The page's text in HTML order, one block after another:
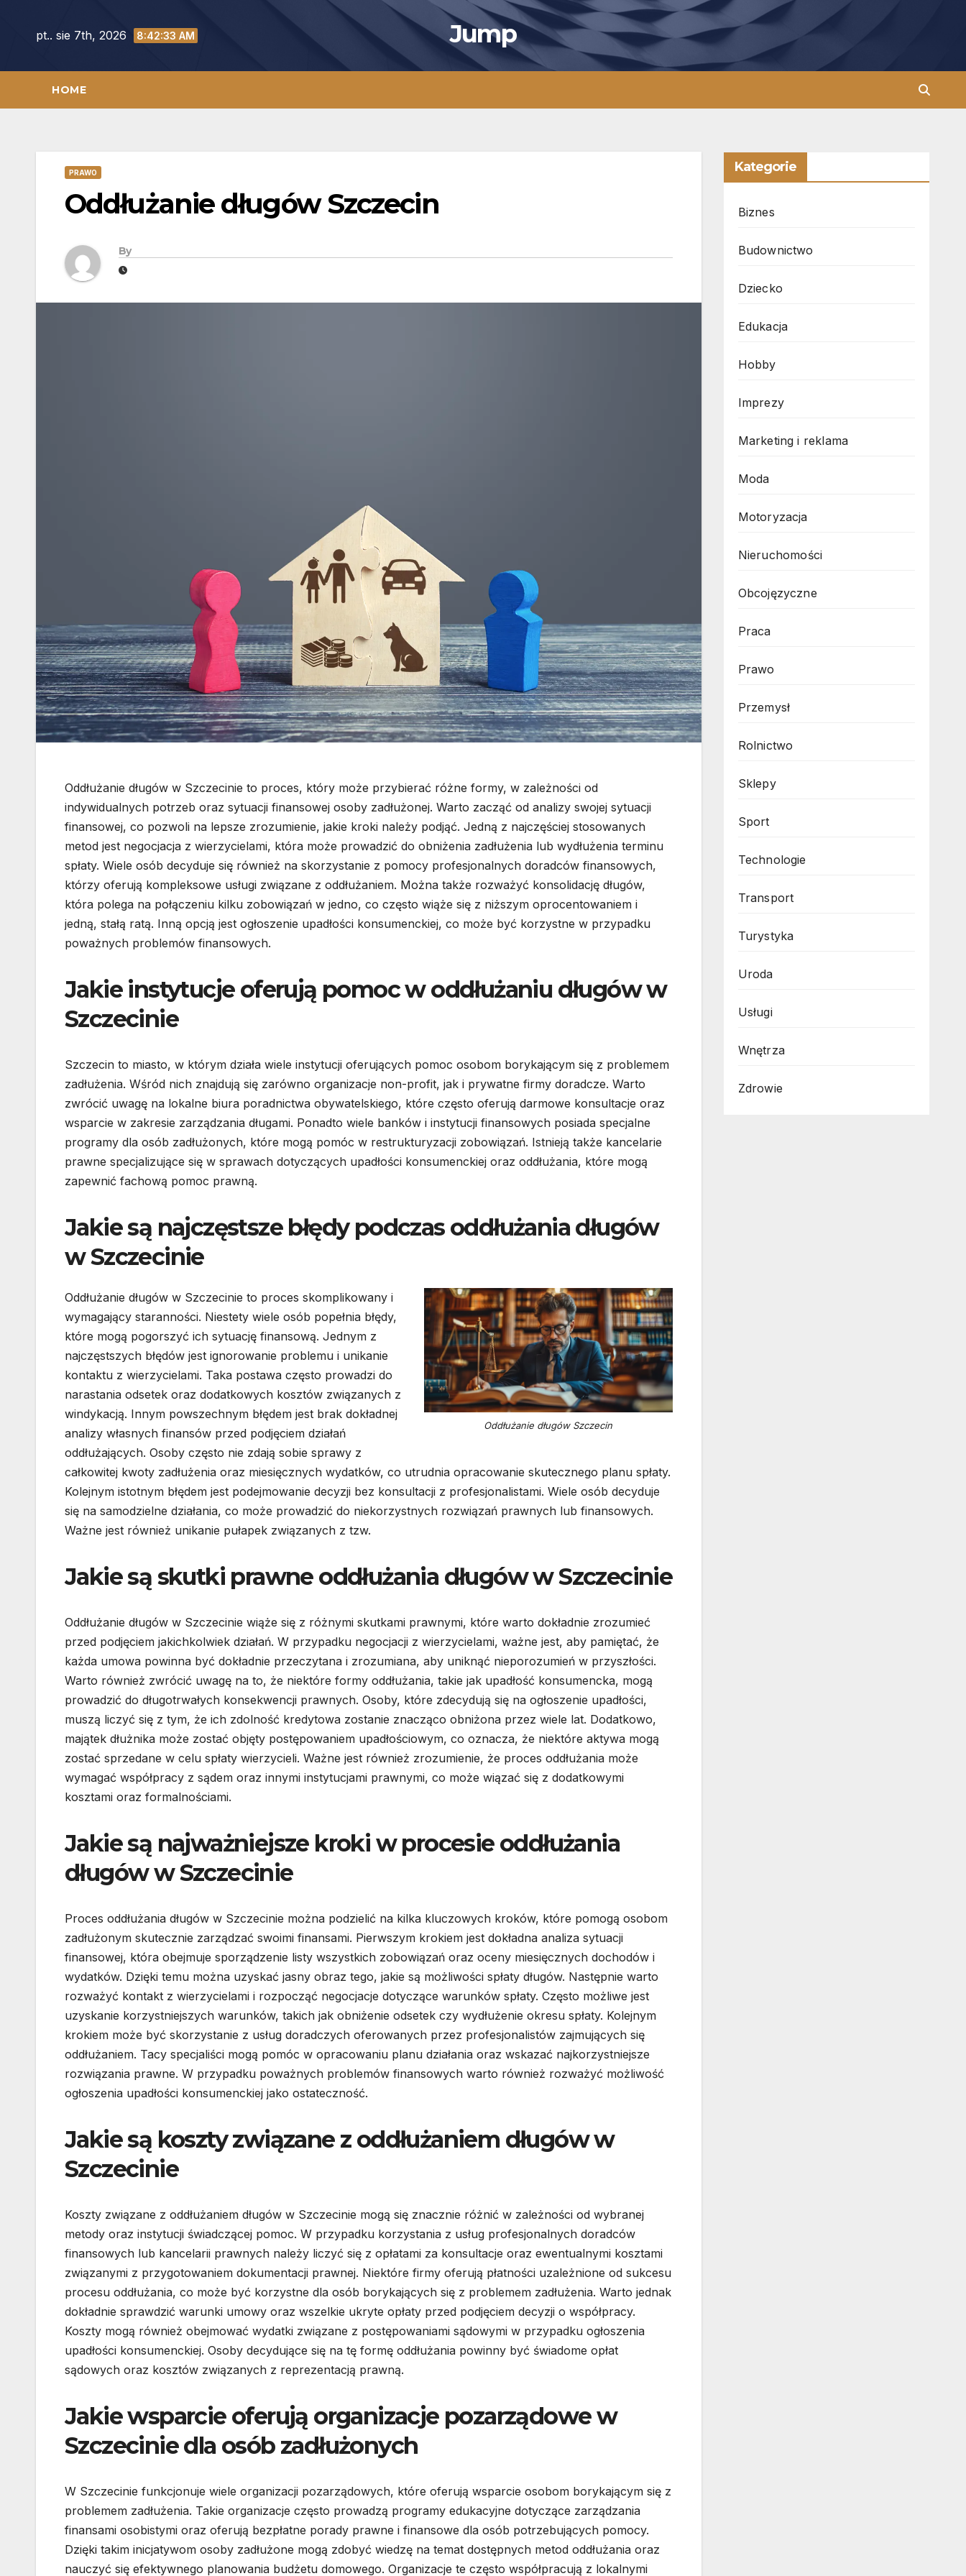
pt.. sie 7th, 2026 8:42:35 AM Jump
HOME
PRAWO
Oddłużanie długów Szczecin
By
Oddłużanie długów w Szczecinie to proces, który może przybierać różne formy, w zależności od
indywidualnych potrzeb oraz sytuacji finansowej osoby zadłużonej. Warto zacząć od analizy swojej sytuacji
finansowej, co pozwoli na lepsze zrozumienie, jakie kroki należy podjąć. Jedną z najczęściej stosowanych
metod jest negocjacja z wierzycielami, która może prowadzić do obniżenia zadłużenia lub wydłużenia terminu
spłaty. Wiele osób decyduje się również na skorzystanie z pomocy profesjonalnych doradców finansowych,
którzy oferują kompleksowe usługi związane z oddłużaniem. Można także rozważyć konsolidację długów,
która polega na połączeniu kilku zobowiązań w jedno, co często wiąże się z niższym oprocentowaniem i
jedną, stałą ratą. Inną opcją jest ogłoszenie upadłości konsumenckiej, co może być korzystne w przypadku
poważnych problemów finansowych.
Jakie instytucje oferują pomoc w oddłużaniu długów w
Szczecinie
Szczecin to miasto, w którym działa wiele instytucji oferujących pomoc osobom borykającym się z problemem
zadłużenia. Wśród nich znajdują się zarówno organizacje non-profit, jak i prywatne firmy doradcze. Warto
zwrócić uwagę na lokalne biura poradnictwa obywatelskiego, które często oferują darmowe konsultacje oraz
wsparcie w zakresie zarządzania długami. Ponadto wiele banków i instytucji finansowych posiada specjalne
programy dla osób zadłużonych, które mogą pomóc w restrukturyzacji zobowiązań. Istnieją także kancelarie
prawne specjalizujące się w sprawach dotyczących upadłości konsumenckiej oraz oddłużania, które mogą
zapewnić fachową pomoc prawną.
Jakie są najczęstsze błędy podczas oddłużania długów
w Szczecinie
Oddłużanie długów Szczecin
Oddłużanie długów w Szczecinie to proces skomplikowany i
wymagający staranności. Niestety wiele osób popełnia błędy,
które mogą pogorszyć ich sytuację finansową. Jednym z
najczęstszych błędów jest ignorowanie problemu i unikanie
kontaktu z wierzycielami. Taka postawa często prowadzi do
narastania odsetek oraz dodatkowych kosztów związanych z
windykacją. Innym powszechnym błędem jest brak dokładnej
analizy własnych finansów przed podjęciem działań
oddłużających. Osoby często nie zdają sobie sprawy z
całkowitej kwoty zadłużenia oraz miesięcznych wydatków, co utrudnia opracowanie skutecznego planu spłaty.
Kolejnym istotnym błędem jest podejmowanie decyzji bez konsultacji z profesjonalistami. Wiele osób decyduje
się na samodzielne działania, co może prowadzić do niekorzystnych rozwiązań prawnych lub finansowych.
Ważne jest również unikanie pułapek związanych z tzw.
Jakie są skutki prawne oddłużania długów w Szczecinie
Oddłużanie długów w Szczecinie wiąże się z różnymi skutkami prawnymi, które warto dokładnie zrozumieć
przed podjęciem jakichkolwiek działań. W przypadku negocjacji z wierzycielami, ważne jest, aby pamiętać, że
każda umowa powinna być dokładnie przeczytana i zrozumiana, aby uniknąć nieporozumień w przyszłości.
Warto również zwrócić uwagę na to, że niektóre formy oddłużania, takie jak upadłość konsumencka, mogą
prowadzić do długotrwałych konsekwencji prawnych. Osoby, które zdecydują się na ogłoszenie upadłości,
muszą liczyć się z tym, że ich zdolność kredytowa zostanie znacząco obniżona przez wiele lat. Dodatkowo,
majątek dłużnika może zostać objęty postępowaniem upadłościowym, co oznacza, że niektóre aktywa mogą
zostać sprzedane w celu spłaty wierzycieli. Ważne jest również zrozumienie, że proces oddłużania może
wymagać współpracy z sądem oraz innymi instytucjami prawnymi, co może wiązać się z dodatkowymi
kosztami oraz formalnościami.
Jakie są najważniejsze kroki w procesie oddłużania
długów w Szczecinie
Proces oddłużania długów w Szczecinie można podzielić na kilka kluczowych kroków, które pomogą osobom
zadłużonym skutecznie zarządzać swoimi finansami. Pierwszym krokiem jest dokładna analiza sytuacji
finansowej, która obejmuje sporządzenie listy wszystkich zobowiązań oraz oceny miesięcznych dochodów i
wydatków. Dzięki temu można uzyskać jasny obraz tego, jakie są możliwości spłaty długów. Następnie warto
rozważyć kontakt z wierzycielami i rozpocząć negocjacje dotyczące warunków spłaty. Często możliwe jest
uzyskanie korzystniejszych warunków, takich jak obniżenie odsetek czy wydłużenie okresu spłaty. Kolejnym
krokiem może być skorzystanie z usług doradczych oferowanych przez profesjonalistów zajmujących się
oddłużaniem. Tacy specjaliści mogą pomóc w opracowaniu planu działania oraz wskazać najkorzystniejsze
rozwiązania prawne. W przypadku poważnych problemów finansowych warto również rozważyć możliwość
ogłoszenia upadłości konsumenckiej jako ostateczność.
Jakie są koszty związane z oddłużaniem długów w
Szczecinie
Koszty związane z oddłużaniem długów w Szczecinie mogą się znacznie różnić w zależności od wybranej
metody oraz instytucji świadczącej pomoc. W przypadku korzystania z usług profesjonalnych doradców
finansowych lub kancelarii prawnych należy liczyć się z opłatami za konsultacje oraz ewentualnymi kosztami
związanymi z przygotowaniem dokumentacji prawnej. Niektóre firmy oferują płatności uzależnione od sukcesu
procesu oddłużania, co może być korzystne dla osób borykających się z problemem zadłużenia. Warto jednak
dokładnie sprawdzić warunki umowy oraz wszelkie ukryte opłaty przed podjęciem decyzji o współpracy.
Koszty mogą również obejmować wydatki związane z postępowaniami sądowymi w przypadku ogłoszenia
upadłości konsumenckiej. Osoby decydujące się na tę formę oddłużania powinny być świadome opłat
sądowych oraz kosztów związanych z reprezentacją prawną.
Jakie wsparcie oferują organizacje pozarządowe w
Szczecinie dla osób zadłużonych
W Szczecinie funkcjonuje wiele organizacji pozarządowych, które oferują wsparcie osobom borykającym się z
problemem zadłużenia. Takie organizacje często prowadzą programy edukacyjne dotyczące zarządzania
finansami osobistymi oraz oferują bezpłatne porady prawne i finansowe dla osób potrzebujących pomocy.
Dzięki takim inicjatywom osoby zadłużone mogą zdobyć wiedzę na temat dostępnych metod oddłużania oraz
nauczyć się efektywnego planowania budżetu domowego. Organizacje te często współpracują z lokalnymi
Kategorie
Biznes
Budownictwo
Dziecko
Edukacja
Hobby
Imprezy
Marketing i reklama
Moda
Motoryzacja
Nieruchomości
Obcojęzyczne
Praca
Prawo
Przemysł
Rolnictwo
Sklepy
Sport
Technologie
Transport
Turystyka
Uroda
Usługi
Wnętrza
Zdrowie